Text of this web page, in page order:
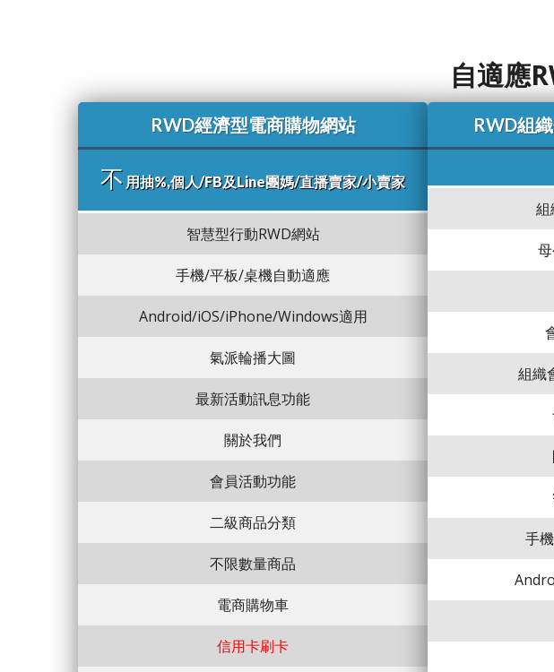
自適應
RWD經濟型電商購物網站
不 用抽%,個人/FB及Line團媽/直播賣家/小賣家
智慧型行動RWD網站
手機/平板/桌機自動適應
Android/iOS/iPhone/Windows適用
氣派輪播大圖
最新活動訊息功能
關於我們
會員活動功能
二級商品分類
不限數量商品
電商購物車
信用卡刷卡
RWD組
組
組織
手